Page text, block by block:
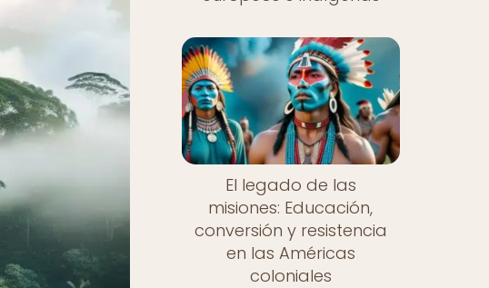
El legado de las
misiones: Educación,
conversión y resistencia
en las Américas
coloniales